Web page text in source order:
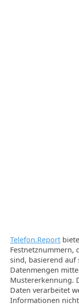
Telefon.Report
Festnetznummern,
sind, basierend auf
Datenmengen
Mustererkennung.
Daten verarbeitet
Informationen